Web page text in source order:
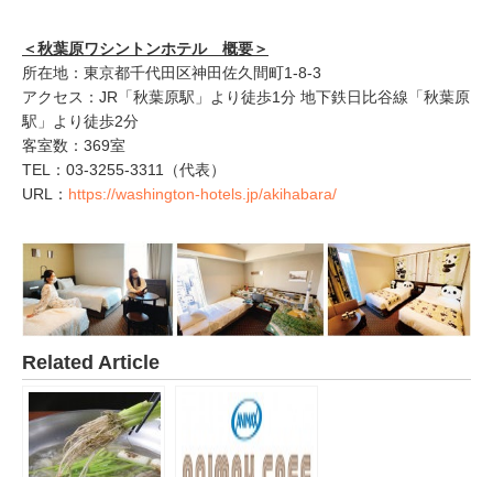
＜秋葉原ワシントンホテル 概要＞
所在地：東京都千代田区神田佐久間町1-8-3
アクセス：JR「秋葉原駅」より徒歩1分 地下鉄日比谷線「秋葉原
駅」より徒歩2分
客室数：369室
TEL：03-3255-3311（代表）
URL： https://washington-hotels.jp/akihabara/
Related Article